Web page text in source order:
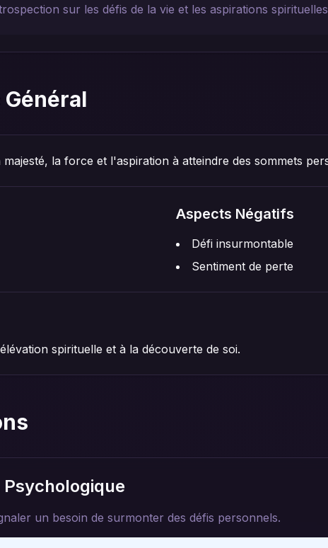
sur les défis de la vie et les aspirations
la force et l'aspiration à atteindre des sommets
Aspects Négatifs
Défi insurmontable
Sentiment de perte
spirituelle et à la découverte de soi.
un besoin de surmonter des défis personnels.